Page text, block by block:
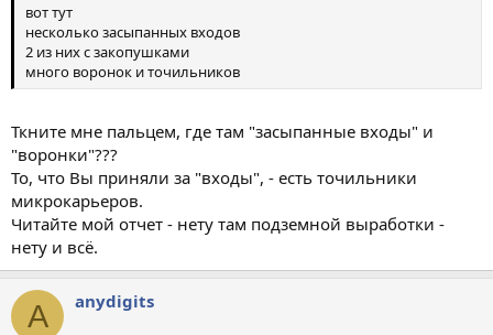
вот тут
несколько засыпанных входов
2 из них с закопушками
много воронок и точильников
Ткните мне пальцем, где там "засыпанные входы" и
"воронки"???
То, что Вы приняли за "входы", - есть точильники
микрокарьеров.
Читайте мой отчет - нету там подземной выработки -
нету и всё.
A anydigits